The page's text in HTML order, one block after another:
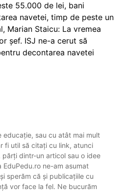
55.000 de lei, bani
navetei, timp de peste un
Marian Staicu: La vremea
șef. ISJ ne-a cerut să
decontarea navetei
educație, sau cu atât mai mult
fi util să citați cu link, atunci
dintr-un articol sau o idee
ne-am asumat
sperăm că și publicațiile cu
vor face la fel. Ne bucurăm